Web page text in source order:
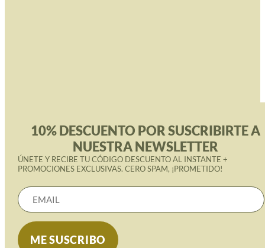
10% DESCUENTO POR SUSCRIBIRTE A
NUESTRA NEWSLETTER
ÚNETE Y RECIBE TU CÓDIGO DESCUENTO AL INSTANTE +
PROMOCIONES EXCLUSIVAS. CERO SPAM, ¡PROMETIDO!